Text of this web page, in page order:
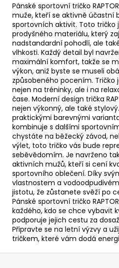
Pánské sportovní tričko
muže, kteří se aktivně účastní
sportovních aktivit. Toto tričko
prodyšného materiálu, který
nadstandardní pohodlí, ale
vlhkosti. Každý detail byl
maximální komfort, takže se
výkon, aniž byste se museli
způsobeného pocením. Tričko
nejen na tréninky, ale i na
čase. Moderní design trička
nejen výkonný, ale také
praktickými barevnými
kombinuje s dalšími
chystáte na běžecký závod,
výlet, toto tričko vás bude
seběvědomím. Je navrženo
aktivních mužů, kteří si cení
sportovního oblečení. Díky
vlastnostem a
jistotu, že zůstanete svěží po
Pánské sportovní tričko
každého, kdo se chce vybavit
podporuje jejich cestu za
Připravte se na letní výzvy a
tričkem, které vám dodá
Z